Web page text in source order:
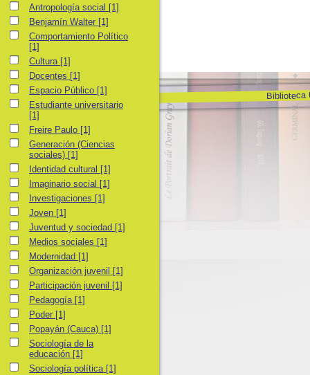
Biblioteca
Antropología social
Antropología social [1]
Benjamín Walter
Benjamín Walter [1]
Comportamiento Político
Comportamiento Político
[1]
CulturaCultura [1]
DocentesDocentes [1]
Espacio Público
Espacio Público [1]
Estudiante universitario
Estudiante universitario
[1]
Freire Paulo
Freire Paulo [1]
Generación (Ciencias sociales)
Generación (Ciencias
sociales) [1]
Identidad cultural
Identidad cultural [1]
Imaginario social
Imaginario social [1]
Investigaciones
Investigaciones [1]
JovenJoven [1]
Juventud y sociedad
Juventud y sociedad [1]
Medios sociales
Medios sociales [1]
Modernidad
Modernidad [1]
Organización juvenil
Organización juvenil
[1]
Participación juvenil
Participación juvenil
[1]
PedagogíaPedagogía [1]
PoderPoder [1]
Popayán (Cauca)
Popayán (Cauca) [1]
Sociología de la educación
Sociología de la
educación [1]
Sociología política
Sociología política [1]